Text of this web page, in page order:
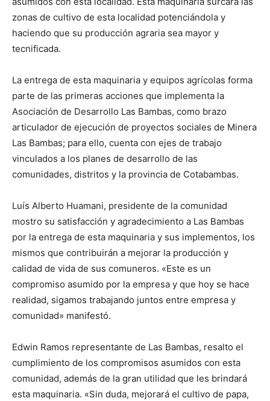
zonas de cultivo de esta localidad potenciándola y
haciendo que su producción agraria sea mayor y
tecnificada.
La entrega de esta maquinaria y equipos agrícolas forma
parte de las primeras acciones que implementa la
Asociación de Desarrollo Las Bambas, como brazo
articulador de ejecución de proyectos sociales de Minera
Las Bambas; para ello, cuenta con ejes de trabajo
vinculados a los planes de desarrollo de las
comunidades, distritos y la provincia de Cotabambas.
Luís Alberto Huamani, presidente de la comunidad
mostro su satisfacción y agradecimiento a Las Bambas
por la entrega de esta maquinaria y sus implementos, los
mismos que contribuirán a mejorar la producción y
calidad de vida de sus comuneros. «Este es un
compromiso asumido por la empresa y que hoy se hace
realidad, sigamos trabajando juntos entre empresa y
comunidad» manifestó.
Edwin Ramos representante de Las Bambas, resalto el
cumplimiento de los compromisos asumidos con esta
comunidad, además de la gran utilidad que les brindará
esta maquinaria. «Sin duda, mejorará el cultivo de papa,